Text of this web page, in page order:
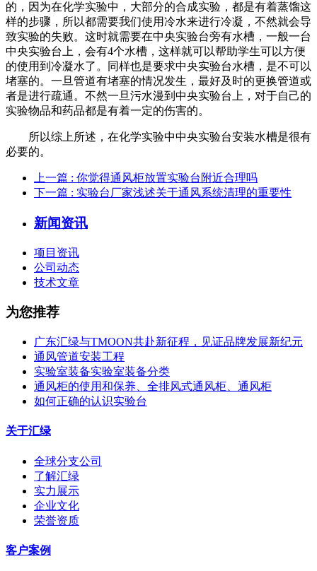
的，因为在化学实验中，大部分的合成实验，都是有着蒸馏这
样的步骤，所以都需要我们使用冷水来进行冷凝，不然就会导
致实验的失败。这时就需要在中央实验台旁有水槽，一般一台
中央实验台上，会有4个水槽，这样就可以帮助学生可以方便
的使用到冷凝水了。同样也是要求中央实验台水槽，是不可以
堵塞的。一旦管道有堵塞的情况发生，最好及时的更换管道或
者是进行疏通。不然一旦污水漫到中央实验台上，对于自己的
实验物品和药品都是有着一定的伤害的。
所以综上所述，在化学实验中中央实验台安装水槽是很有
必要的。
上一篇 : 你觉得通风柜放置实验台附近合理吗
下一篇 : 实验台厂家浅述关于通风系统清理的重要性
新闻资讯
项目资讯
公司动态
技术文章
为您推荐
广东汇绿与TMOON共赴新征程，见证品牌发展新纪元
通风管道安装工程
实验室装备实验室装备分类
通风柜的使用和保养、全排风式通风柜、通风柜
如何正确的认识实验台
关于汇绿
全球分支公司
了解汇绿
实力展示
企业文化
荣誉资质
客户案例